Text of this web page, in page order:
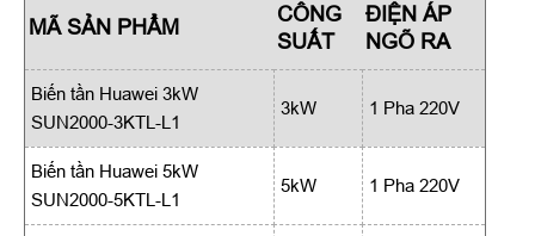
MÃ SẢN PHẨM
CÔNG
SUẤT
ĐIỆN ÁP
NGÕ RA
Biến tần Huawei 3kW
SUN2000-3KTL-L1
3kW 1 Pha 220V
Biến tần Huawei 5kW
SUN2000-5KTL-L1
5kW 1 Pha 220V